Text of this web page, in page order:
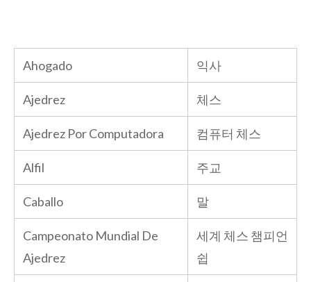
Ahogado 익사
Ajedrez 체스
Ajedrez Por Computadora 컴퓨터 체스
Alfil 주교
Caballo 말
Campeonato Mundial De
Ajedrez
세계 체스 챔피언
쉽